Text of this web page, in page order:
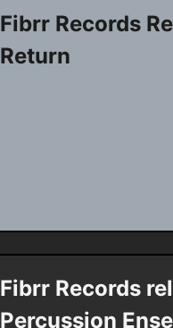
Fibrr Records
Return
Fibrr Records
Percussion